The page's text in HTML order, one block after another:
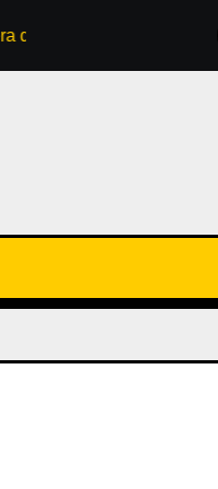
en familia